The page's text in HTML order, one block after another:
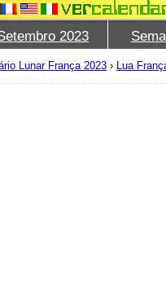
2023
Lunar França 2023 › Lua